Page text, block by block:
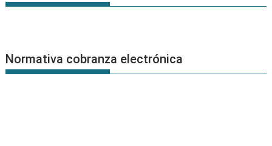
Normativa cobranza electrónica